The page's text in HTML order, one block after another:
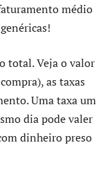
médio
total. Veja o valor
as taxas
Uma taxa um
dia pode valer
dinheiro preso